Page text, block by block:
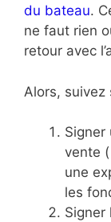
du bateau.
ne faut rien
retour avec
Alors, suivez
Signer
vente
une
les
Signer